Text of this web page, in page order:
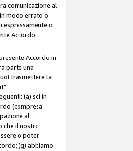
comunicazione al
modo errato o
espressamente o
Accordo.
Accordo in
parte una
trasmettere la
(a) sei in
(compresa
al
che il nostro
o poter
(g) abbiamo